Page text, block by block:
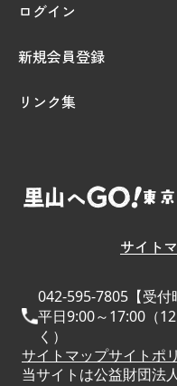
ログイン
新規会員登録
リンク集
サイト
042-595-7805【受付
平日9:00～17:00（
く）
サイトマップサイトポ
当サイトは公益財団法